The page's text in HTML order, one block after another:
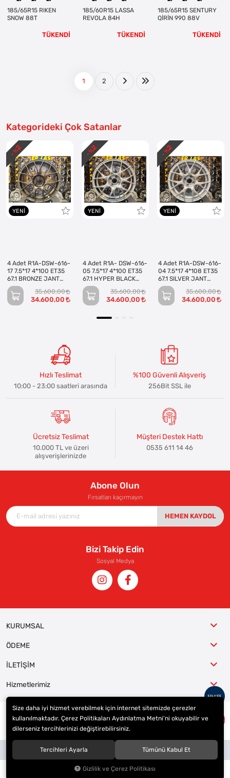
185/65R15 RIKEN
SNOW 88T
TÜKENDİ
185/60R15 LASSA
REVOLA 84H
TÜKENDİ
185/65R15 SENTURY
QİRİN 990 88V
TÜKENDİ
1 2
Kategorideki Çok Satanlar
YENI
4 Adet R1A-DSW-616-
17 7.5*17 4*100 ET35
67.1 BRONZE JANT
(Takım)
35.600,00
34.600,00
- %
2
YENI
4 Adet R1A- DSW-616-
05 7.5*17 4*100 ET35
67.1 HYPER BLACK
JANT (Takım)
35.600,00
34.600,00
- %
2
YENI
4 Adet R1A-DSW-616-
04 7.5*17 4*108 ET35
67.1 SILVER JANT
(Takım)
35.600,00
34.600,00
- %
2
Hızlı Teslimat
10:00 - 23:00 saatleri arasında
%100 Güvenli Alışveriş
256Bit SSL ile
Ücretsiz Teslimat
10.000 TL ve üzeri
alışverişlerinizde
Müşteri Destek Hattı
0535 611 14 46
Abone Olun
Fırsatları kaçırmayın
HEMEN KAYDOL
Bizi Takip Edin
Sosyal Medya
KURUMSAL
ÖDEME
İLETİŞİM
Hizmetlerimiz
© 2023ER-LAS Oto Jant ve Lastik - Yunus ULAŞ
Site tasarımı tarafımızdan yapılmıştır.
Size daha iyi hizmet verebilmek için internet sitemizde çerezler
kullanılmaktadır. Çerez Politikaları Aydınlatma Metni’ni okuyabilir ve
dilerseniz tercihlerinizi değiştirebilirsiniz.
Tercihleri Ayarla Tümünü Kabul Et
Gizlilik ve Çerez Politikası